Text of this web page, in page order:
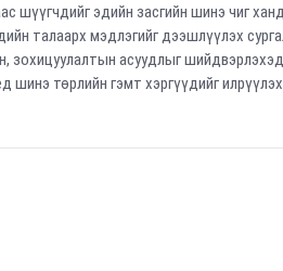
шүүгчдийг эдийн засгийн шинэ чиг
талаарх мэдлэгийг дээшлүүлэх
зохицуулалтын асуудлыг шийдвэрлэхэд
шинэ төрлийн гэмт хэргүүдийг